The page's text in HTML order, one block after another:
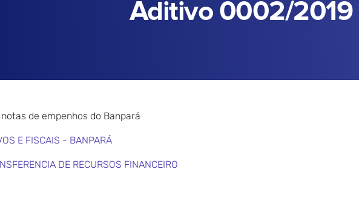
Aditivo 0002/2019
de empenhos do Banpará
E FISCAIS - BANPARÁ
DE RECURSOS FINANCEIRO